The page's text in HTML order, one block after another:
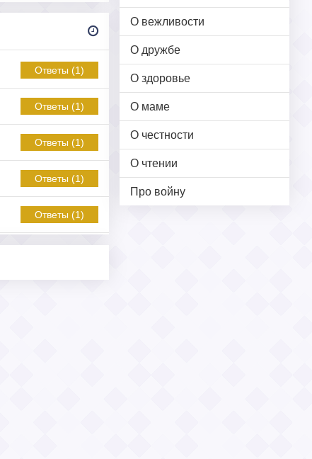
О вежливости
О дружбе
О здоровье
О маме
О честности
О чтении
Про войну
Ответы (1)
Ответы (1)
Ответы (1)
Ответы (1)
Ответы (1)